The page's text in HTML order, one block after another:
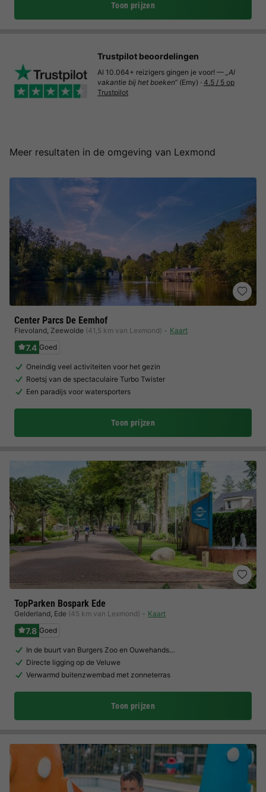
Toon prijzen
Meer resultaten in de omgeving van Lexmond
Center Parcs De Eemhof
Flevoland, Zeewolde (41,5 km van Lexmond) Kaart
7.4 Goed
Oneindig veel activiteiten voor het gezin
Roetsj van de spectaculaire Turbo Twister
Een paradijs voor watersporters
Toon prijzen
TopParken Bospark Ede
Gelderland, Ede (45 km van Lexmond) Kaart
7.8 Goed
In de buurt van Burgers Zoo en Ouwehands…
Directe ligging op de Veluwe
Verwarmd buitenzwembad met zonneterras
Toon prijzen
Trustpilot beoordelingen
Al 10.064+ reizigers gingen je voor! — „Al
vakantie bij het boeken“ (Emy) · 4.5 / 5 op
Trustpilot